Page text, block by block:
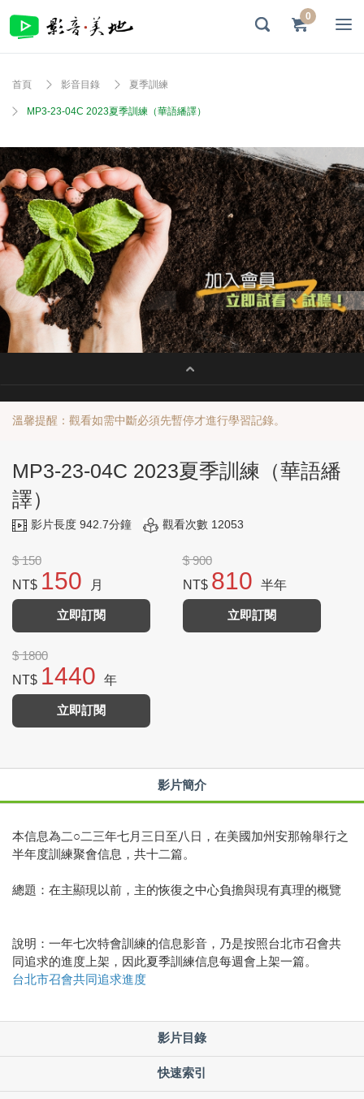
0
首頁 影音目錄 夏季訓練
MP3-23-04C 2023夏季訓練（華語繙譯）
溫馨提醒：觀看如需中斷必須先暫停才進行學習記錄。
MP3-23-04C 2023夏季訓練（華語繙
譯）
影片長度 942.7分鐘 觀看次數 12053
$ 150
NT$ 150 月
立即訂閱
$ 900
NT$ 810 半年
立即訂閱
$ 1800
NT$ 1440 年
立即訂閱
影片簡介
本信息為二○二三年七月三日至八日，在美國加州安那翰舉行之
半年度訓練聚會信息，共十二篇。
總題：在主顯現以前，主的恢復之中心負擔與現有真理的概覽
說明：一年七次特會訓練的信息影音，乃是按照台北市召會共
同追求的進度上架，因此夏季訓練信息每週會上架一篇。
台北市召會共同追求進度
影片目錄
快速索引